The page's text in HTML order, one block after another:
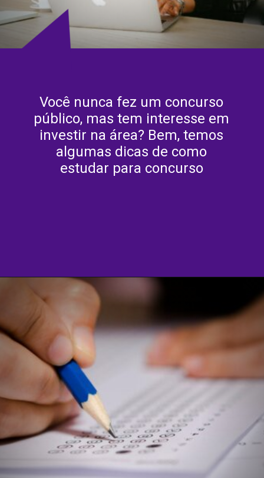
Você nunca fez um concurso
público, mas tem interesse em
investir na área? Bem, temos
algumas dicas de como
estudar para concurso